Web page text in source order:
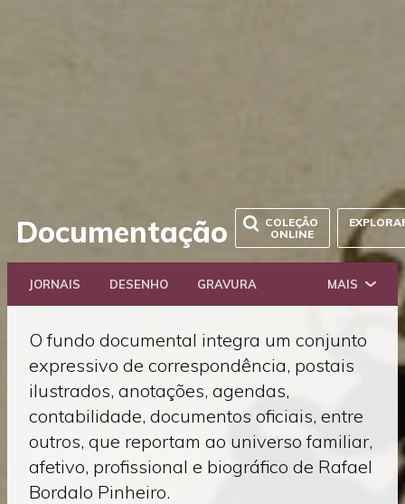
diretamente
para
conteúdo
Voltar
à
página
Documentação
COLEÇÃO
ONLINE
JORNAIS DESENHO GRAVURA MAIS
O fundo documental integra um conjunto
expressivo de correspondência, postais
ilustrados, anotações, agendas,
contabilidade, documentos oficiais, entre
outros, que reportam ao universo familiar,
afetivo, profissional e biográfico de Rafael
Bordalo Pinheiro.